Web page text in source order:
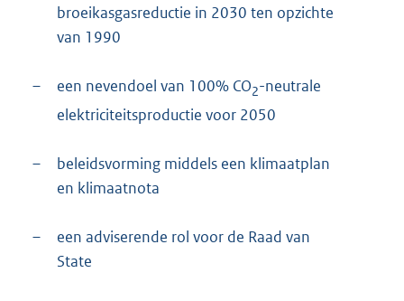
broeikasgasreductie in 2030 ten opzichte
van 1990
– een nevendoel van 100% CO2-neutrale
elektriciteitsproductie voor 2050
–
beleidsvorming middels een klimaatplan
en klimaatnota
–
een adviserende rol voor de Raad van
State